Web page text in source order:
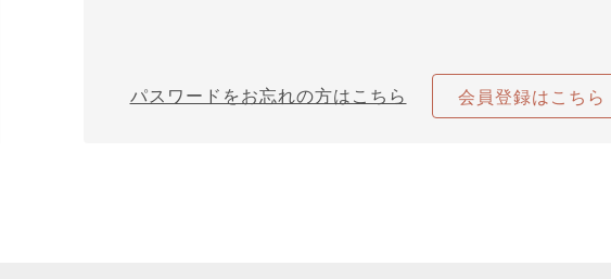
パスワードをお忘れの方はこちら 会員登録はこちら